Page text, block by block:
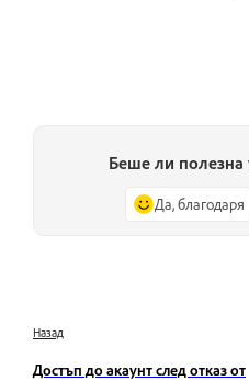
Беше ли полезна
Да, благодаря
Назад
Достъп до акаунт след отказ от